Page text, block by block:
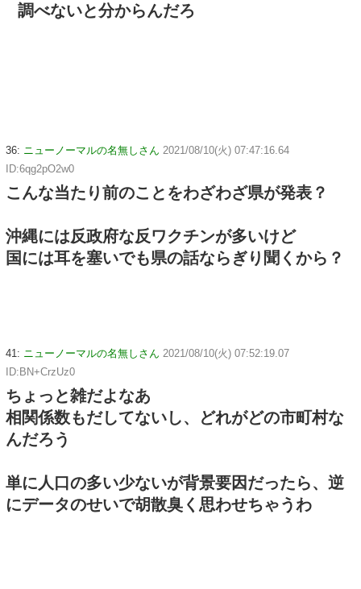
調べないと分からんだろ
36: ニューノーマルの名無しさん 2021/08/10(火) 07:47:16.64
ID:6qg2pO2w0
こんな当たり前のことをわざわざ県が発表？
沖縄には反政府な反ワクチンが多いけど
国には耳を塞いでも県の話ならぎり聞くから？
41: ニューノーマルの名無しさん 2021/08/10(火) 07:52:19.07
ID:BN+CrzUz0
ちょっと雑だよなあ
相関係数もだしてないし、どれがどの市町村な
んだろう
単に人口の多い少ないが背景要因だったら、逆
にデータのせいで胡散臭く思わせちゃうわ